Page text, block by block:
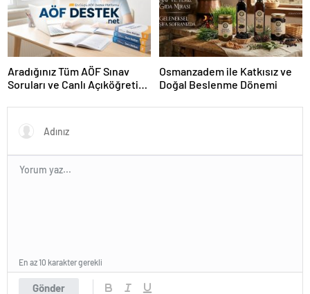
Aradığınız Tüm AÖF Sınav
Soruları ve Canlı Açıköğretim
Osmanzadem ile Katkısız ve
Doğal Beslenme Dönemi
Gönder
En az 10 karakter gerekli